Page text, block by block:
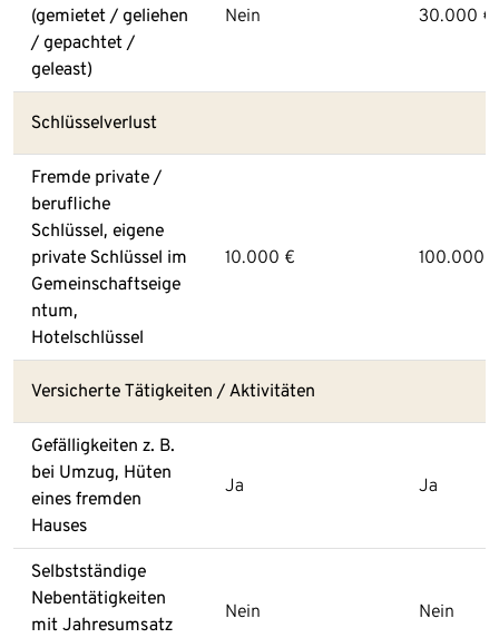
(gemietet / geliehen
/ gepachtet /
geleast)
Nein 30.000 €
Schlüsselverlust
Fremde private /
berufliche
Schlüssel, eigene
private Schlüssel im
Gemeinschaftseige
ntum,
Hotelschlüssel
10.000 € 100.000 €
Versicherte Tätigkeiten / Aktivitäten
Gefälligkeiten z. B.
bei Umzug, Hüten
eines fremden
Hauses
Ja Ja
Selbstständige
Nebentätigkeiten
mit Jahresumsatz
Nein Nein